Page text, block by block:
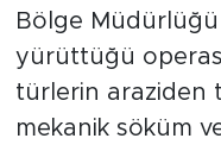
Bölge
yürüttüğü
türlerin araziden
mekanik söküm